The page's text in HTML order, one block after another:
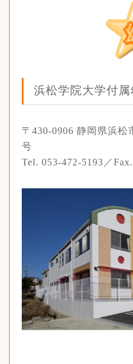
浜松学院大学付属
〒430-0906 静岡県浜松
号
Tel. 053-472-5193／